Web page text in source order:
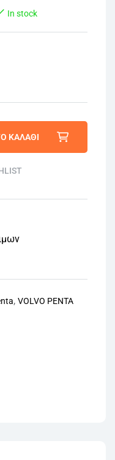
In stock
ΚΑΛΆΘΙ
, VOLVO PENTA